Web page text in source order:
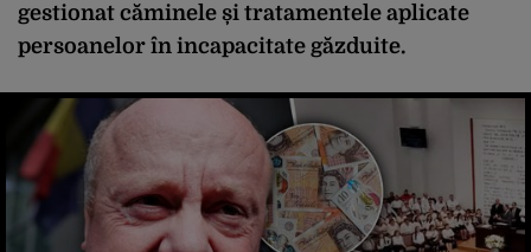
gestionat căminele și tratamentele aplicate
persoanelor în incapacitate găzduite.